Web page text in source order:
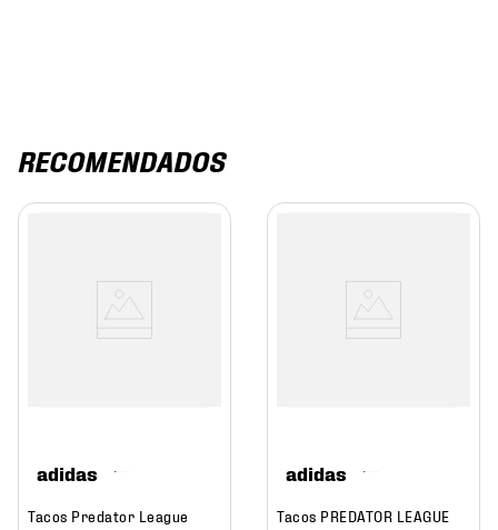
RECOMENDADOS
adidas
Tacos Predator League
adidas
Tacos PREDATOR LEAGUE